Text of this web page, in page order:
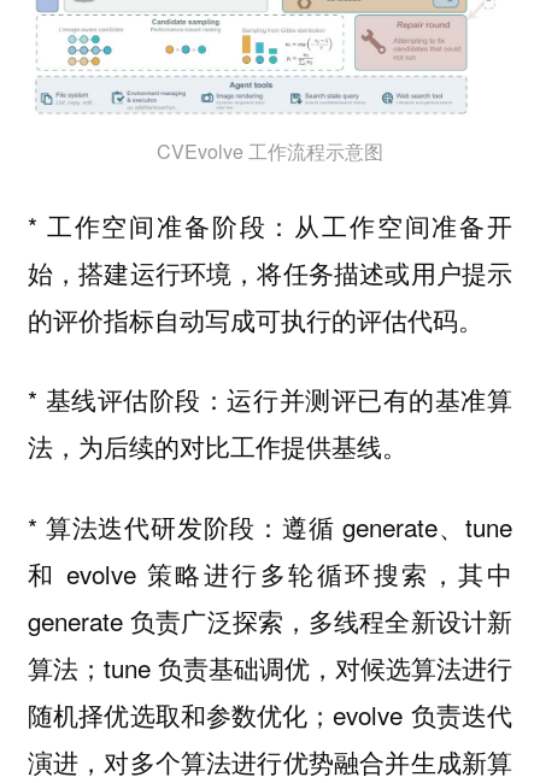
CVEvolve 工作流程示意图
* 工作空间准备阶段： 从工作空间准备开
始，搭建运行环境，将任务描述或用户提示
的评价指标自动写成可执行的评估代码。
* 基线评估阶段：运行并测评已有的基准算
法，为后续的对比工作提供基线。
* 算法迭代研发阶段：遵循 generate、tune
和 evolve 策略进行多轮循环搜索，其中
generate 负责广泛探索，多线程全新设计新
算法；tune 负责基础调优，对候选算法进行
随机择优选取和参数优化；evolve 负责迭代
演进，对多个算法进行优势融合并生成新算